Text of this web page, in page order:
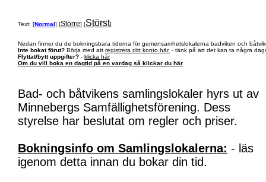
Text: [Normal] [Större] [Störst]
Nedan finner du de bokningsbara tiderna för gemensamhetslokalerna badviken och
Inte bokat förut? Börja med att registrera ditt konto här. - tänk på att det kan ta några
Flyttat/bytt uppgifter? - klicka här
Om du vill boka en dagtid på en vardag så klickar du här
Bad- och båtvikens samlingslokaler hyrs ut av
Minnebergs Samfällighetsförening. Dess
styrelse har beslutat om regler och priser.
Bokningsinfo om Samlingslokalerna: - läs
igenom detta innan du bokar din tid.